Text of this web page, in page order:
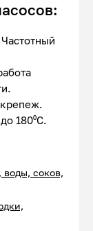
180⁰С.
соков,